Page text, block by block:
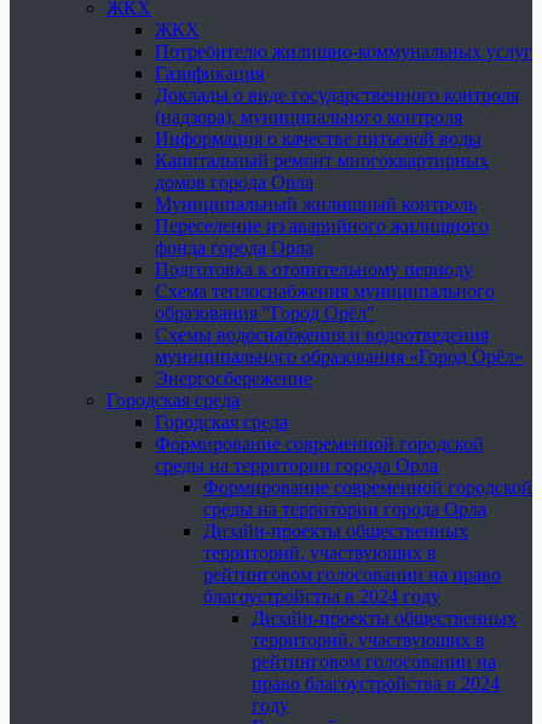
ЖКХ
ЖКХ
Потребителю жилищно-коммунальных услуг
Газификация
Доклады о виде государственного контроля
(надзора), муниципального контроля
Информация о качестве питьевой воды
Капитальный ремонт многоквартирных
домов города Орла
Муниципальный жилищный контроль
Переселение из аварийного жилищного
фонда города Орла
Подготовка к отопительному периоду
Схема теплоснабжения муниципального
образования "Город Орёл"
Схемы водоснабжения и водоотведения
муниципального образования «Город Орёл»
Энергосбережение
Городская среда
Городская среда
Формирование современной городской
среды на территории города Орла
Формирование современной городской
среды на территории города Орла
Дизайн-проекты общественных
территорий, участвующих в
рейтинговом голосовании на право
благоустройства в 2024 году
Дизайн-проекты общественных
территорий, участвующих в
рейтинговом голосовании на
право благоустройства в 2024
году